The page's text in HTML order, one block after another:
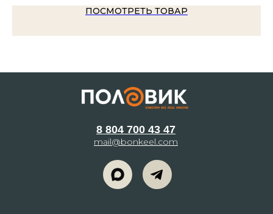
ПОСМОТРЕТЬ ТОВАР
8 804 700 43 47
mail@bonkeel.com